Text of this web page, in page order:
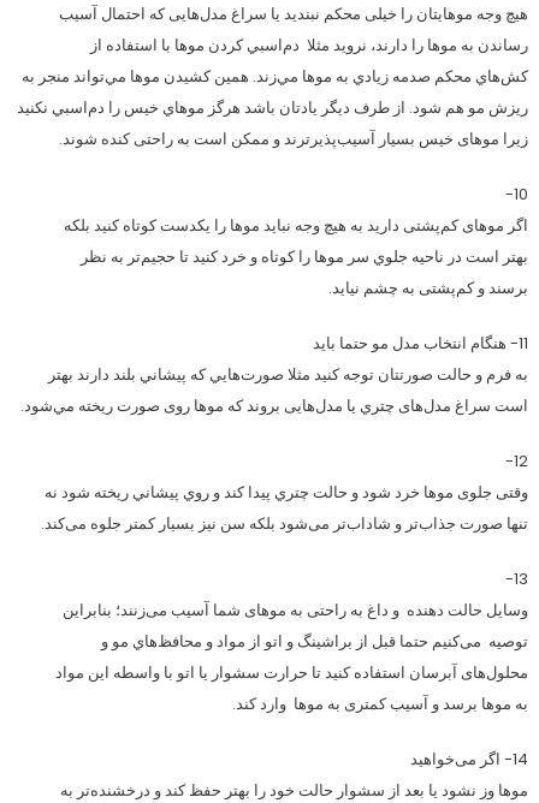
هیچ وجه موهایتان را خیلی محکم نبندید یا سراغ مدل‌هایی که احتمال آسیب
رساندن به موها را دارند، نروید مثلا دم‌اسبي كردن موها با استفاده از
كش‌هاي محكم صدمه زيادي به موها مي‌زند. همین كشيدن موها مي‌تواند منجر به
ريزش مو هم شود. از طرف دیگر یادتان باشد هرگز موهاي خيس را دم‌اسبي نكنيد
زيرا موهای خیس بسیار آسیب‌پذیرترند و ممکن است به راحتی کنده شوند.
10-
اگر موهای کم‌پشتی دارید به هیچ وجه نباید موها را یکدست كوتاه كنيد بلکه
بهتر است در ناحيه جلوي سر موها را كوتاه و خرد کنید تا حجیم‌تر به نظر
برسند و کم‌پشتی به چشم نیاید.
11- هنگام انتخاب مدل مو حتما باید
به فرم و حالت صورتتان توجه کنید مثلا صورت‌هايي كه پيشاني بلند دارند بهتر
است سراغ مدل‌های چتري یا مدل‌هایی بروند که موها روی صورت ريخته مي‌شود.
12-
وقتی جلوی موها خرد شود و حالت چتري پیدا کند و روي پيشاني ريخته شود نه
تنها صورت جذاب‌تر و شاداب‌تر می‌‌شود بلکه سن نیز بسیار کمتر جلوه می‌کند.
13-
وسایل حالت‌ دهنده و داغ به راحتی به موهای شما آسیب می‌زنند؛ بنابراین
توصیه می‌کنیم حتما قبل از براشينگ و اتو از مواد و محافظ‌هاي مو ‌و
محلول‌های ‌آبرسان استفاده کنید تا حرارت سشوار يا اتو با واسطه این مواد
به موها برسد و آسیب‌ کمتری به موها وارد ‌کند.
14- اگر می‌خواهید
موها وز نشود یا بعد از سشوار حالت خود را بهتر حفظ کند و درخشنده‌‌تر به